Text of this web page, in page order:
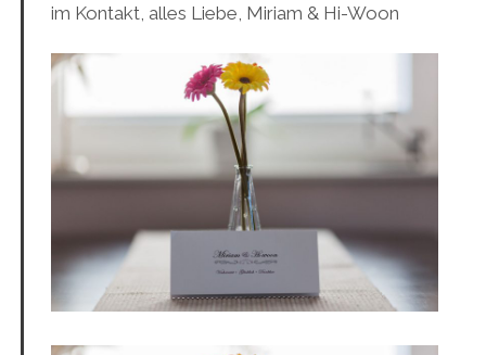
im Kontakt, alles Liebe, Miriam & Hi-Woon